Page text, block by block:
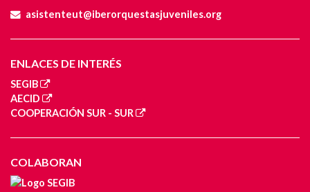
asistenteut@iberorquestasjuveniles.org
ENLACES DE INTERÉS
SEGIB
AECID
COOPERACIÓN SUR - SUR
COLABORAN